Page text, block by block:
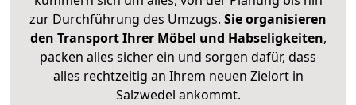
zur Durchführung des Umzugs. Sie organisieren
den Transport Ihrer Möbel und Habseligkeiten,
packen alles sicher ein und sorgen dafür, dass
alles rechtzeitig an Ihrem neuen Zielort in
Salzwedel ankommt.